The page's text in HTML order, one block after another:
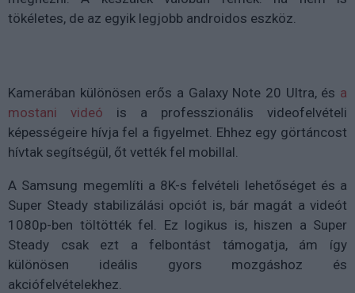
tökéletes, de az egyik legjobb androidos eszköz.
Kamerában különösen erős a Galaxy Note 20 Ultra, és a
mostani videó is a professzionális videofelvételi
képességeire hívja fel a figyelmet. Ehhez egy görtáncost
hívtak segítségül, őt vették fel mobillal.
A Samsung megemlíti a 8K-s felvételi lehetőséget és a
Super Steady stabilizálási opciót is, bár magát a videót
1080p-ben töltötték fel. Ez logikus is, hiszen a Super
Steady csak ezt a felbontást támogatja, ám így
különösen ideális gyors mozgáshoz és
akciófelvételekhez.